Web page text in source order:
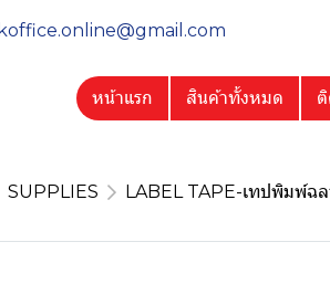
หน้าแรก สินค้าทั้งหมด
SUPPLIES LABEL TAPE-เทปพิมพ์ฉ